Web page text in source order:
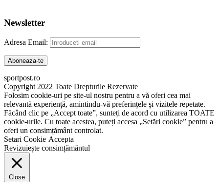
Newsletter
Adresa Email:
sportpost.ro
Copyright 2022 Toate Drepturile Rezervate
Folosim cookie-uri pe site-ul nostru pentru a vă oferi cea mai
relevantă experiență, amintindu-vă preferințele și vizitele repetate.
Făcând clic pe „Accept toate”, sunteți de acord cu utilizarea TOATE
cookie-urile. Cu toate acestea, puteți accesa „Setări cookie” pentru a
oferi un consimțământ controlat.
Setari Cookie Accepta
Revizuiește consimțământul
Close